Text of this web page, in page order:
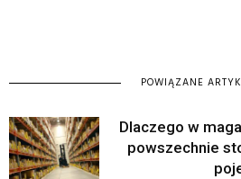
POWIĄZANE
Dlaczego w
powszechnie